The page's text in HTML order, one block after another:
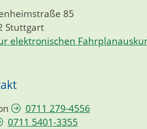
85
Stuttgart
elektronischen
0711 279-4556
0711 5401-3355